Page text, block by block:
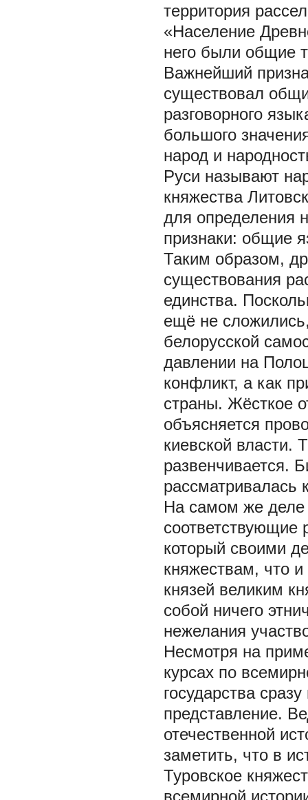
территория
«Население
него были общие
Важнейший
существовал
разговорного
большого
народ и
Руси называют
княжества
для определения
признаки: общие
Таким образом,
существования
единства.
ещё не
белорусской
давлении на
конфликт, а как
страны. Жёсткое
объясняется
киевской власти.
развенчивается.
рассматривалась
На самом же деле
соответствующие
который своими
княжествам, что
князей великим
собой ничего
нежелания
Несмотря на
курсах по
государства
представление.
отечественной
заметить, что в
Туровское
всемирной